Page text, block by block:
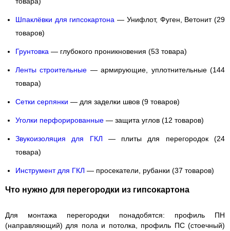
Шпаклёвки для гипсокартона — Унифлот, Фуген, Ветонит (29
товаров)
Грунтовка — глубокого проникновения (53 товара)
Ленты строительные — армирующие, уплотнительные (144
товара)
Сетки серпянки — для заделки швов (9 товаров)
Уголки перфорированные — защита углов (12 товаров)
Звукоизоляция для ГКЛ — плиты для перегородок (24
товара)
Инструмент для ГКЛ — просекатели, рубанки (37 товаров)
Что нужно для перегородки из гипсокартона
Для монтажа перегородки понадобятся: профиль ПН
(направляющий) для пола и потолка, профиль ПС(стоечный)